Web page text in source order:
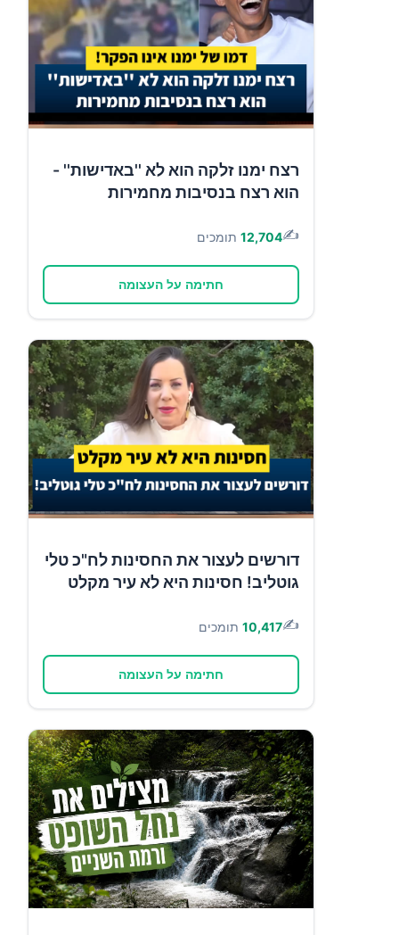
רצח ימנו זלקה הוא לא ''באדישות'' -
הוא רצח בנסיבות מחמירות
✍️
12,704 תומכים
חתימה על העצומה
דורשים לעצור את החסינות לח"כ טלי
גוטליב! חסינות היא לא עיר מקלט
✍️
10,417 תומכים
חתימה על העצומה